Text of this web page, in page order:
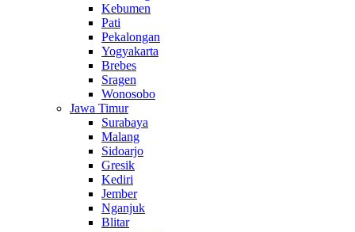
Kebumen
Pati
Pekalongan
Yogyakarta
Brebes
Sragen
Wonosobo
Jawa Timur
Surabaya
Malang
Sidoarjo
Gresik
Kediri
Jember
Nganjuk
Blitar